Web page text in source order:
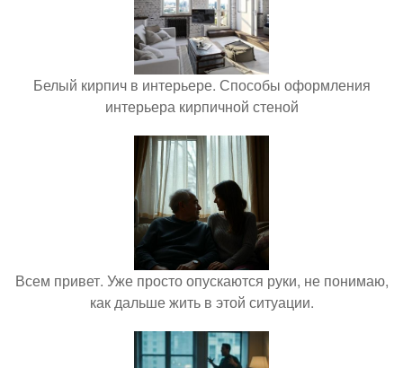
Белый кирпич в интерьере. Способы оформления
интерьера кирпичной стеной
Всем привет. Уже просто опускаются руки, не понимаю,
как дальше жить в этой ситуации.